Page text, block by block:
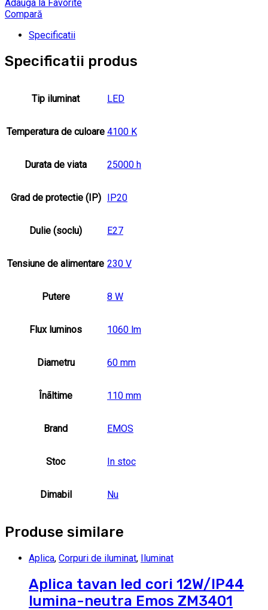
Adauga la Favorite
Compară
Specificatii
Specificatii produs
Tip iluminat LED
Temperatura de culoare 4100 K
Durata de viata 25000 h
Grad de protectie (IP) IP20
Dulie (soclu) E27
Tensiune de alimentare 230 V
Putere 8 W
Flux luminos 1060 lm
Diametru 60 mm
Înãltime 110 mm
Brand EMOS
Stoc In stoc
Dimabil Nu
Produse similare
Aplica, Corpuri de iluminat, Iluminat
Aplica tavan led cori 12W/IP44
lumina-neutra Emos ZM3401